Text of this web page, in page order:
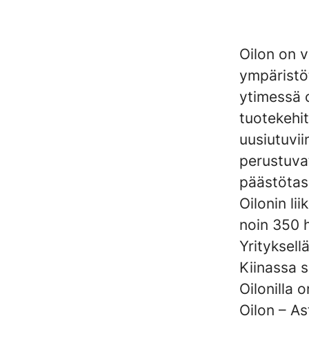
Oilon on
ytimessä
Oilonin
noin 350
Kiinassa
Oilonilla
Oilon –